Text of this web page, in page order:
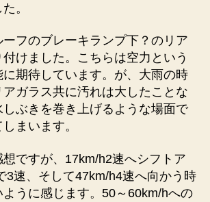
。
フのブレーキランプ下？のリア
けました。こちらは空力という
に期待しています。が、大雨の時
ガラス共に汚れは大したことな
ぶきを巻き上げるような場面で
まいます。
ですが、17km/h2速へシフトア
3速、そして47km/h4速へ向かう時
うに感じます。50～60km/hへの